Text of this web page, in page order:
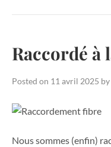
Raccordé à
Posted on 11 avril 2025 by
Nous sommes (enfin)